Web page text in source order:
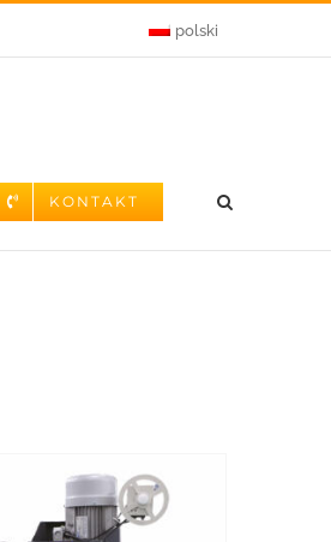
polski
KONTAKT